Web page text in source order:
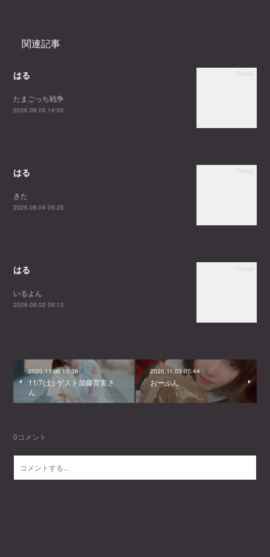
関連記事
はる
たまごっち戦争
2026.08.05 14:05
はる
きた
2026.08.04 09:25
はる
いるよん
2026.08.02 09:13
2020.11.03 10:36
11/7(土) ゲスト加藤育実さ
ん
2020.11.03 05:44
おーぷん
0コメント